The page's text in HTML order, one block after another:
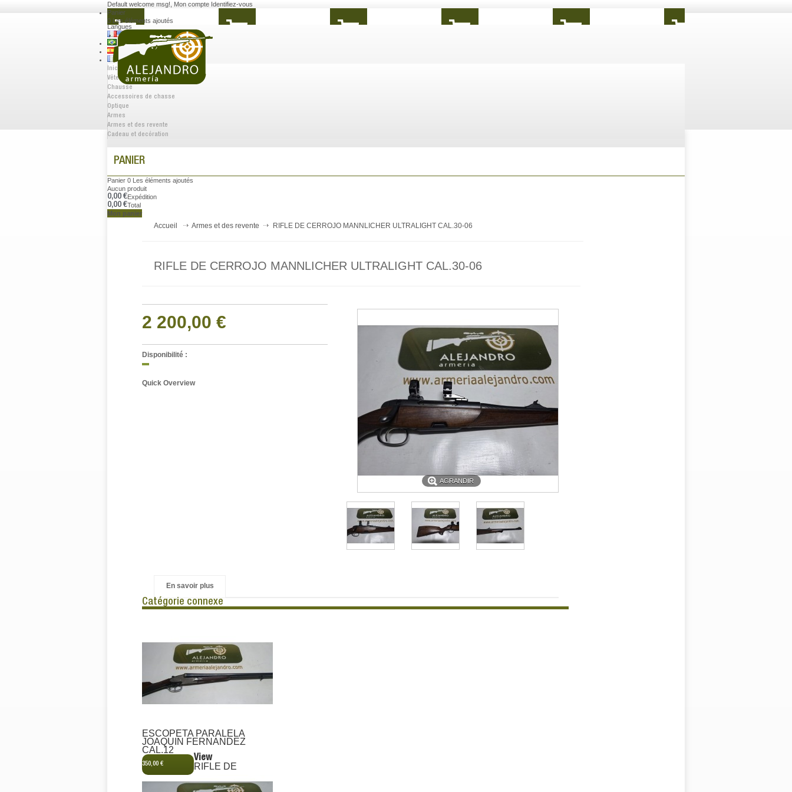
Default welcome msg! Mon compte Identifiez-vous
Panier
0 Les éléments ajoutés
Langues
Inicio
Vêtements
Chausse
Accessoires de chasse
Optique
Armes
Armes et des revente
Cadeau et decóration
PANIER
Panier 0 Les éléments ajoutés
Aucun produit
0,00 €Expédition
0,00 €Total
Mon panier
Accueil Armes et des revente RIFLE DE CERROJO MANNLICHER ULTRALIGHT CAL.30-06
RIFLE DE CERROJO MANNLICHER ULTRALIGHT CAL.30-06
AGRANDIR
2 200,00 €
Disponibilité :
Quick Overview
En savoir plus
Catégorie connexe
ESCOPETA PARALELA
JOAQUIN FERNANDEZ
CAL.12
350,00 €
View
RIFLE DE